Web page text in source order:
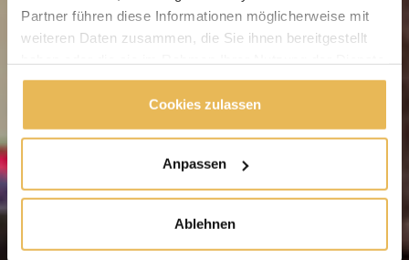
Partner führen diese Informationen möglicherweise mit
weiteren Daten zusammen, die Sie ihnen bereitgestellt
gesammelt haben.
Cookies zulassen
Anpassen
Ablehnen